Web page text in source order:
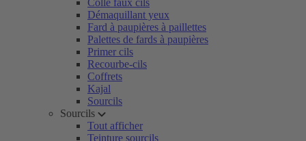
Colle faux cils
Démaquillant yeux
Fard à paupières à paillettes
Palettes de fards à paupières
Primer cils
Recourbe-cils
Coffrets
Kajal
Sourcils
Sourcils
Tout afficher
Teinture sourcils